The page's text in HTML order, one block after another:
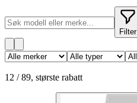
Filter
12 /89, største rabatt